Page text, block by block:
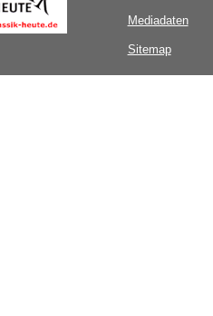
Mediadaten
Sitemap